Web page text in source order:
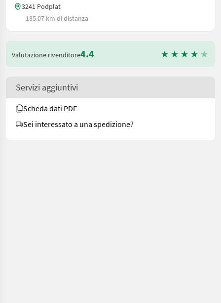
3241 Podplat
185.07 km di distanza
Valutazione rivenditore4.4
Servizi aggiuntivi
Scheda dati PDF
Sei interessato a una spedizione?